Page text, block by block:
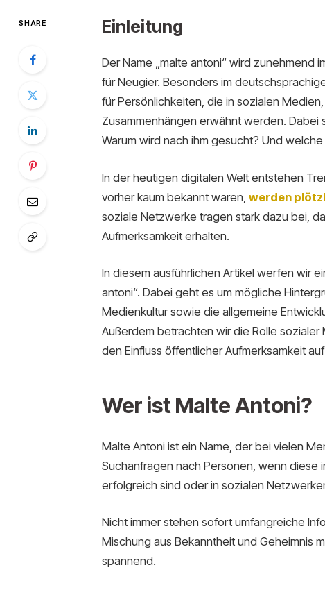
SHARE Einleitung
Der Name „malte antoni“ wird zunehmend
für Neugier. Besonders im
für Persönlichkeiten, die in sozialen
Zusammenhängen erwähnt werden. Dabei
Warum wird nach ihm gesucht? Und
In der heutigen digitalen Welt entstehen
vorher kaum bekannt waren, werden
soziale Netzwerke tragen stark dazu bei,
Aufmerksamkeit erhalten.
In diesem ausführlichen Artikel werfen wir
antoni“. Dabei geht es um mögliche
Medienkultur sowie die allgemeine
Außerdem betrachten wir die Rolle
den Einfluss öffentlicher Aufmerksamkeit
Wer ist Malte Antoni?
Malte Antoni ist ein Name, der bei vielen
Suchanfragen nach Personen, wenn
erfolgreich sind oder in sozialen
Nicht immer stehen sofort umfangreiche
Mischung aus Bekanntheit und Geheimnis
spannend.